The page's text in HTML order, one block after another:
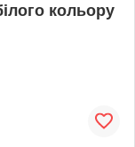
кольору